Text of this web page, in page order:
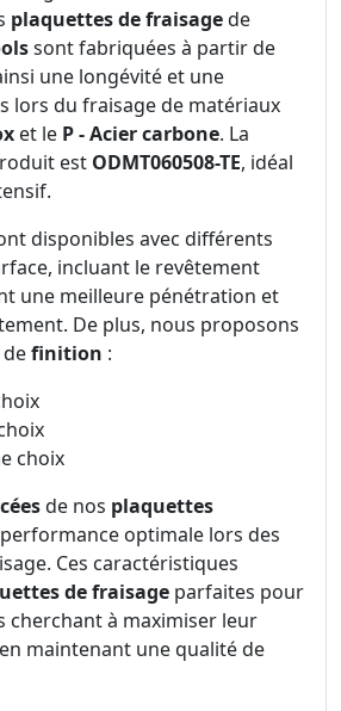
plaquettes de fraisagede
sont fabriquées à partir de
une longévité et une
lors du fraisage de matériaux
et le P - Acier carbone. La
est ODMT060508-TE, idéal
disponibles avec différents
incluant le revêtement
une meilleure pénétration et
De plus, nous proposons
finition :
choix
de nos plaquettes
optimale lors des
Ces caractéristiques
de fraisage parfaites pour
cherchant à maximiser leur
maintenant une qualité de